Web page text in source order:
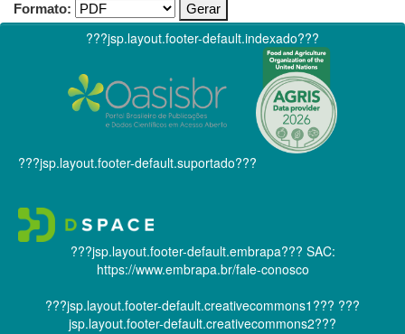
Formato:
???jsp.layout.footer-default.indexado???
???jsp.layout.footer-default.suportado???
???jsp.layout.footer-default.embrapa??? SAC:
https://www.embrapa.br/fale-conosco
???jsp.layout.footer-default.creativecommons1??? ???
jsp.layout.footer-default.creativecommons2???